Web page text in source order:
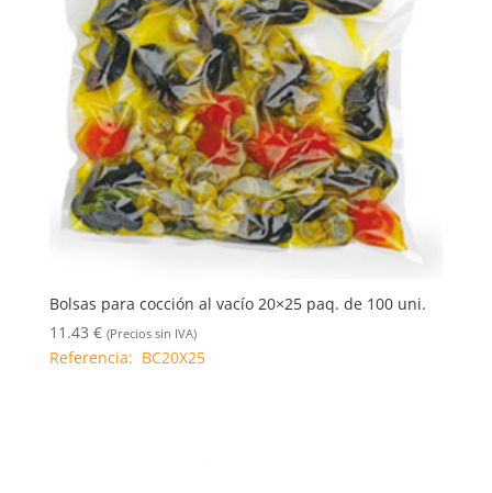
Bolsas para cocción al vacío 20×25 paq. de 100 uni.
11.43 € (Precios sin IVA)
Referencia: BC20X25